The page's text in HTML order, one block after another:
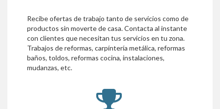
Recibe ofertas de trabajo tanto de servicios como de
productos sin moverte de casa. Contacta al instante
con clientes que necesitan tus servicios en tu zona.
Trabajos de reformas, carpíntería metálica, reformas
baños, toldos, reformas cocina, instalaciones,
mudanzas, etc.